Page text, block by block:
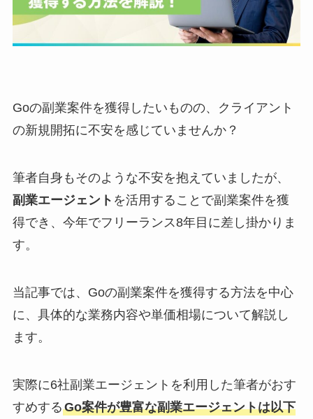
Goの副業案件を獲得したいものの、クライアント
の新規開拓に不安を感じていませんか？
筆者自身もそのような不安を抱えていましたが、
副業エージェント を活用することで副業案件を獲
得でき、今年でフリーランス8年目に差し掛かりま
す。
当記事では、Goの副業案件を獲得する方法を中心
に、具体的な業務内容や単価相場について解説し
ます。
実際に6社副業エージェントを利用した筆者がおす
すめするGo案件が豊富な副業エージェントは以下